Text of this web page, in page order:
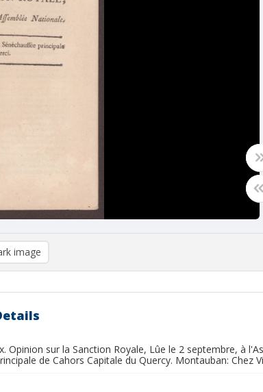
image
Opinion sur la Sanction Royale, Lûe le 2 septembre, à
de Cahors Capitale du Quercy. Montauban: Chez